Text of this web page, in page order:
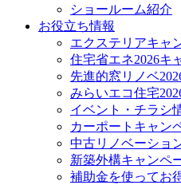
ショールーム紹介
お役立ち情報
エクステリアキャ
住宅省エネ2026キ
先進的窓リノベ
みらいエコ住宅
イベント・チラシ
カーポートキャン
中古リノベーショ
新築外構キャンペ
補助金を使ってお